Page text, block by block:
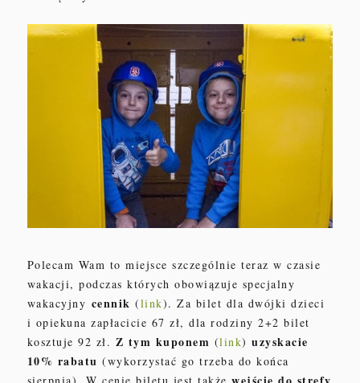
Polecam Wam to miejsce szczególnie teraz w czasie
wakacji,podczas których obowiązuje specjalny
wakacyjny cennik (link). Za bilet dla dwójki dzieci
i opiekuna zapłacicie 67 zł,dla rodziny 2+2 bilet
kosztuje 92 zł. Z tym kuponem (link)uzyskacie
10% rabatu (wykorzystać go trzeba do końca